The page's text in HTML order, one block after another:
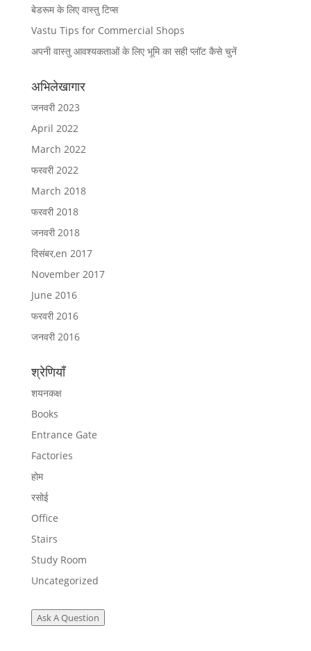
बेडरूम के लिए वास्तु टिप्स
Vastu Tips for Commercial Shops
अपनी वास्तु आवश्यकताओं के लिए भूमि का सही प्लॉट कैसे चुनें
अभिलेखागार
जनवरी 2023
April 2022
March 2022
फरवरी 2022
March 2018
फरवरी 2018
जनवरी 2018
दिसंबर,en 2017
November 2017
June 2016
फरवरी 2016
जनवरी 2016
श्रेणियाँ
शयनकक्ष
Books
Entrance Gate
Factories
होम
रसोई
Office
Stairs
Study Room
Uncategorized
Ask A Question